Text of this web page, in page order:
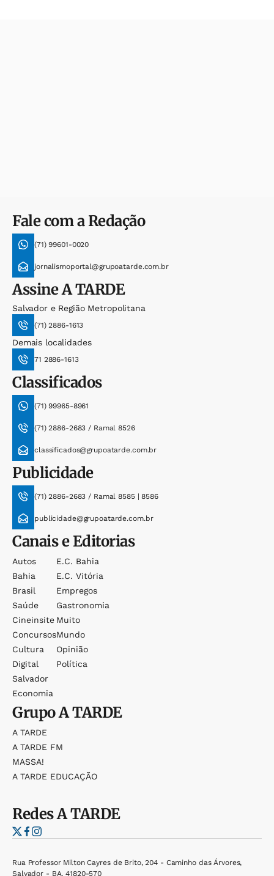
Fale com a Redação
(71) 99601-0020
jornalismoportal@grupoatarde.com.br
AssineA TARDE
Salvador e Região Metropolitana
(71) 2886-1613
Demais localidades
71 2886-1613
Classificados
(71) 99965-8961
(71) 2886-2683 / Ramal 8526
classificados@grupoatarde.com.br
Publicidade
(71) 2886-2683 / Ramal 8585 | 8586
publicidade@grupoatarde.com.br
Canais e Editorias
Autos
Bahia
Brasil
Saúde
Cineinsite
Concursos
Cultura
Digital
Salvador
Economia
E.c. Bahia
E.c. Vitória
Empregos
Gastronomia
Muito
Mundo
Opinião
Política
GrupoA TARDE
A TARDE
A TARDE FM
MASSA!
A TARDE EDUCAÇÃO
RedesA TARDE
Rua Professor Milton Cayres de Brito, 204 - Caminho das Árvores,
Salvador - BA, 41820-570